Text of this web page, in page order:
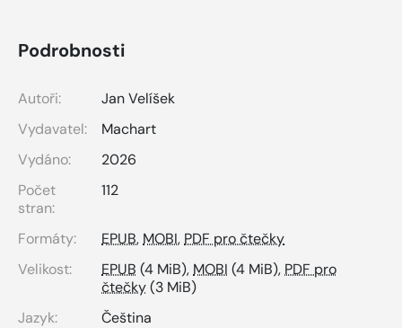
Podrobnosti
Autoři:
Jan Velíšek
Vydavatel:
Machart
Vydáno:
2026
Počet
stran:
112
Formáty: EPUB, MOBI, PDF pro čtečky
Velikost:
EPUB (4 MiB), MOBI (4 MiB), PDF pro
čtečky(3 MiB)
Jazyk:
Čeština